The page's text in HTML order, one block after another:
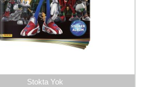
Stokta Yok